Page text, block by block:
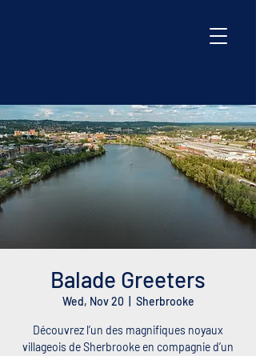
Balade Greeters
Wed, Nov 20 Sherbrooke
Découvrez l’un des magnifiques noyaux
villageois de Sherbrooke en compagnie d’un